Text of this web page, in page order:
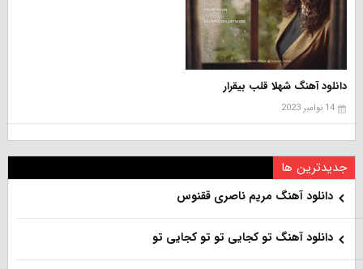
دانلود آهنگ شهلا قلب بیقرار
14 نوامبر 2023
جدیدترین ها
دانلود آهنگ مریم ناصری ققنوس
دانلود آهنگ تو کجایی تو تو کجایی تو